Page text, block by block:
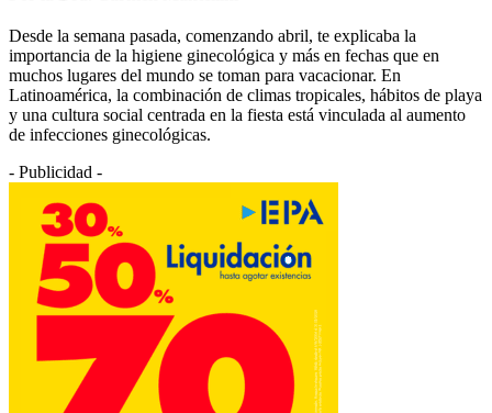
Desde la semana pasada, comenzando abril, te explicaba la
importancia de la higiene ginecológica y más en fechas que en
muchos lugares del mundo se toman para vacacionar. En
Latinoamérica, la combinación de climas tropicales, hábitos de playa
y una cultura social centrada en la fiesta está vinculada al aumento
de infecciones ginecológicas.
- Publicidad -